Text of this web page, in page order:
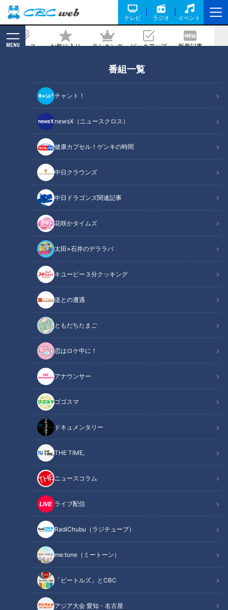
テレビ ラジオ イベント
ニュース お気に入り ランキング ピックアップ 新着記事
MENU
番組一覧
チャント！
newsX（ニュースクロス）
健康カプセル！ゲンキの時間
中日クラウンズ
中日ドラゴンズ関連記事
花咲かタイムズ
太田×石井のデララバ
キユーピー３分クッキング
道との遭遇
ともだちたまご
恋はロケ中に！
アナウンサー
ゴゴスマ
ドキュメンタリー
THE TIME,
ニュースコラム
ライブ配信
RadiChubu（ラジチューブ）
me:tone（ミートーン）
「ビートルズ」とCBC
アジア大会 愛知・名古屋
り」な公園とは？【新生活応援WEEK】
記事に戻る
４月リニューアル！動物に魚！「よくばり」な公園とは？【新生活応援
この記事の画像
この記事を見たあなたへのおすすめ
東海地方初出店&amp;名古屋限
定スイーツが続々登場! 大リニ
ューアルしたデパ地下が熱い
『ジェイアール名古屋タカシマ
猛暑疲れを回復！最新の癒やさ
れスポットを紹介！【花咲かタ
イムズ】